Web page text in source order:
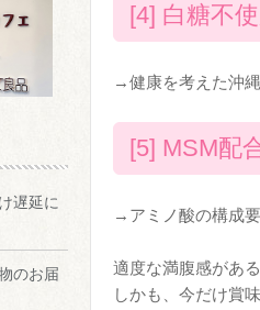
[4] 白糖不
→健康を考えた沖
[5] MSM配
→アミノ酸の構成
適度な満腹感があ
しかも、今だけ賞
遅延に
のお届